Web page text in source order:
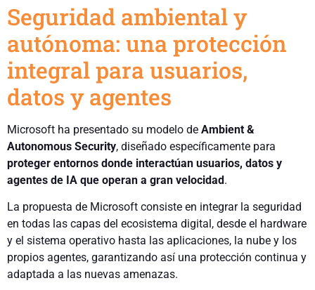
Seguridad ambiental y
autónoma: una protección
integral para usuarios,
datos y agentes
Microsoft ha presentado su modelo de Ambient &
Autonomous Security, diseñado específicamente para
proteger entornos donde interactúan usuarios, datos y
agentes de IA que operan a gran velocidad.
La propuesta de Microsoft consiste en integrar la seguridad
en todas las capas del ecosistema digital, desde el hardware
y el sistema operativo hasta las aplicaciones, la nube y los
propios agentes, garantizando así una protección continua y
adaptada a las nuevas amenazas.